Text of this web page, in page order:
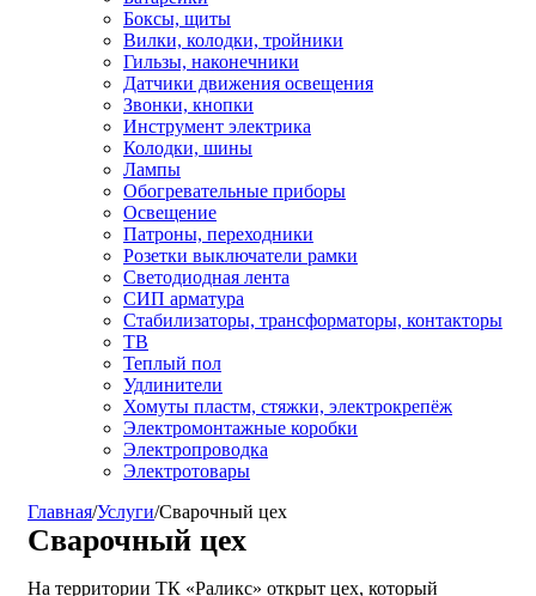
Боксы, щиты
Вилки, колодки, тройники
Гильзы, наконечники
Датчики движения освещения
Звонки, кнопки
Инструмент электрика
Колодки, шины
Лампы
Обогревательные приборы
Освещение
Патроны, переходники
Розетки выключатели рамки
Светодиодная лента
СИП арматура
Стабилизаторы, трансформаторы, контакторы
ТВ
Теплый пол
Удлинители
Хомуты пластм, стяжки, электрокрепёж
Электромонтажные коробки
Электропроводка
Электротовары
Главная/Услуги/Сварочный цех
Сварочный цех
На территории ТК «Раликс» открыт цех, который